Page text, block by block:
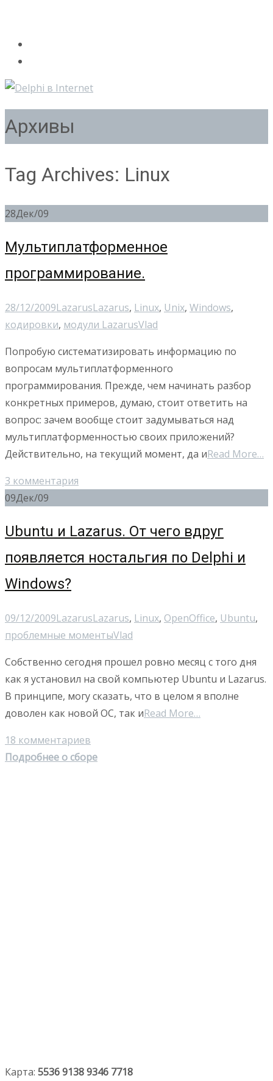
Архивы
Tag Archives: Linux
28Дек/09
Мультиплатформенное
программирование.
28/12/2009LazarusLazarus, Linux, Unix, Windows,
кодировки, модули LazarusVlad
Попробую систематизировать информацию по
вопросам мультиплатформенного
программирования. Прежде, чем начинать разбор
конкретных примеров, думаю, стоит ответить на
вопрос: зачем вообще стоит задумываться над
мультиплатформенностью своих приложений?
Действительно, на текущий момент, да иRead More…
3 комментария
09Дек/09
Ubuntu и Lazarus. От чего вдруг
появляется ностальгия по Delphi и
Windows?
09/12/2009LazarusLazarus, Linux, OpenOffice, Ubuntu,
проблемные моментыVlad
Собственно сегодня прошел ровно месяц с того дня
как я установил на свой компьютер Ubuntu и Lazarus.
В принципе, могу сказать, что в целом я вполне
доволен как новой ОС, так иRead More…
18 комментариев
Подробнее о сборе
Карта: 5536 9138 9346 7718